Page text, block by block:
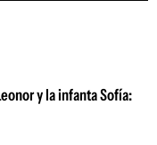
y la infanta Sofía: